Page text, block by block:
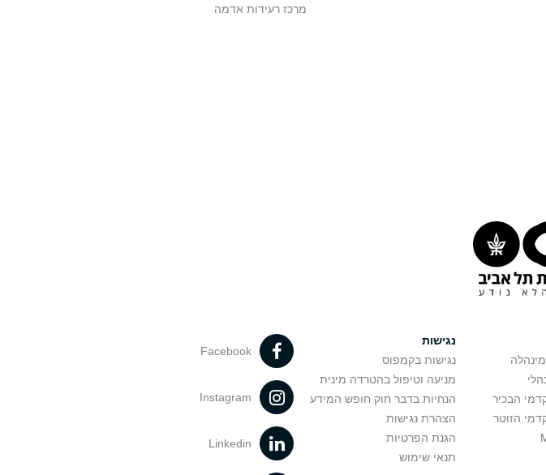
מרכז רעידות אדמה
הבכיר
הזוטר
נגישות
נגישות בקמפוס
מניעה וטיפול בהטרדה מינית
הנחיות בדבר חוק חופש המידע
הצהרת נגישות
הגנת הפרטיות
תנאי שימוש
Facebook
Instagram
Linkedin